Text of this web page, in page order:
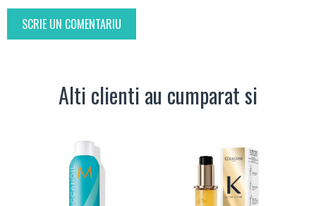
SCRIE UN COMENTARIU
Alti clienti au cumparat si